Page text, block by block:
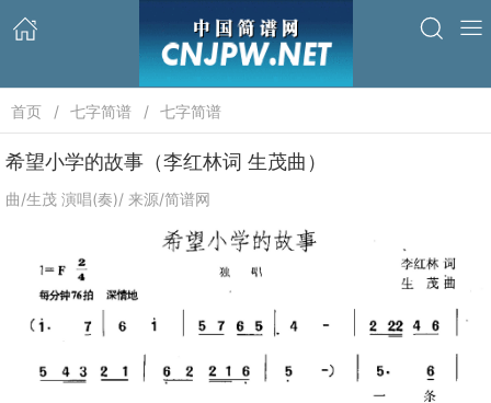
首页 七字简谱 七字简谱
希望小学的故事（李红林词 生茂曲）
曲/生茂 演唱(奏)/ 来源/简谱网